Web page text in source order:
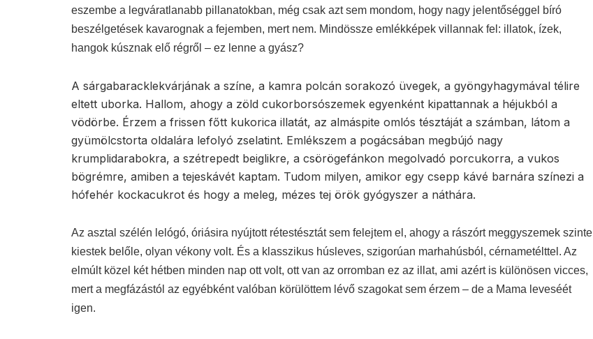
eszembe a legváratlanabb pillanatokban, még csak azt sem mondom, hogy nagy jelentőséggel bíró
beszélgetések kavarognak a fejemben, mert nem. Mindössze emlékképek villannak fel: illatok, ízek,
hangok kúsznak elő régről – ez lenne a gyász?
A sárgabaracklekvárjának a színe, a kamra polcán sorakozó üvegek, a gyöngyhagymával télire
eltett uborka. Hallom, ahogy a zöld cukorborsószemek egyenként kipattannak a héjukból a
vödörbe. Érzem a frissen főtt kukorica illatát, az almáspite omlós tésztáját a számban, látom a
gyümölcstorta oldalára lefolyó zselatint. Emlékszem a pogácsában megbújó nagy
krumplidarabokra, a szétrepedt beiglikre, a csörögefánkon megolvadó porcukorra, a vukos
bögrémre, amiben a tejeskávét kaptam. Tudom milyen, amikor egy csepp kávé barnára színezi a
hófehér kockacukrot és hogy a meleg, mézes tej örök gyógyszer a náthára.
Az asztal szélén lelógó, óriásira nyújtott rétestésztát sem felejtem el, ahogy a rászórt meggyszemek szinte
kiestek belőle, olyan vékony volt. És a klasszikus húsleves, szigorúan marhahúsból, cérnametélttel. Az
elmúlt közel két hétben minden nap ott volt, ott van az orromban ez az illat, ami azért is különösen vicces,
mert a megfázástól az egyébként valóban körülöttem lévő szagokat sem érzem – de a Mama leveséét
igen.